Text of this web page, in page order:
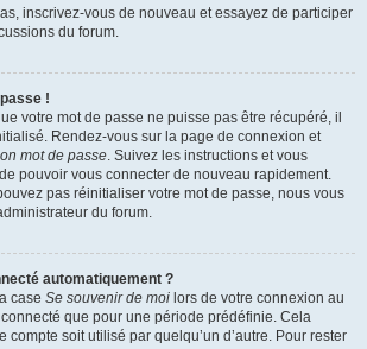
inscrivez-vous de nouveau et essayez de participer
du forum.
!
votre mot de passe ne puisse pas être récupéré, il
Rendez-vous sur la page de connexion et
mot de passe. Suivez les instructions et vous
pouvoir vous connecter de nouveau rapidement.
pas réinitialiser votre mot de passe, nous vous
du forum.
automatiquement ?
case Se souvenir de moi lors de votre connexion au
que pour une période prédéfinie. Cela
compte soit utilisé par quelqu’un d’autre. Pour rester